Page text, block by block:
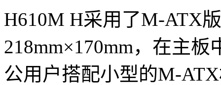
H610M H采用了M-ATX
218mm×170mm，在主
公用户搭配小型的M-